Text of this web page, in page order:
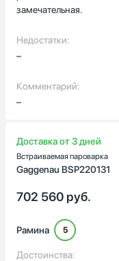
замечательная.
Недостатки:
–
Комментарий:
–
Доставка от 3 дней
Встраиваемая пароварка
Gaggenau BSP220131
702 560 руб.
Рамина 5
Достоинства: